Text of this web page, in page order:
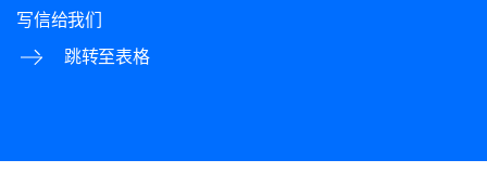
写信给我们
跳转至表格